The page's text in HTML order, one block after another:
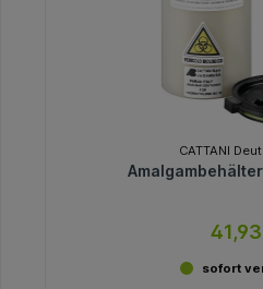
CATTANI
Amalgambehälter
sofort